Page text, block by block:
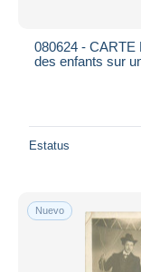
080624 - CARTE
des enfants sur
Estatus
Nuevo